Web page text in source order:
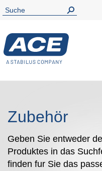
Zubehör
Geben Sie entweder
Produktes in das
finden fur Sie das